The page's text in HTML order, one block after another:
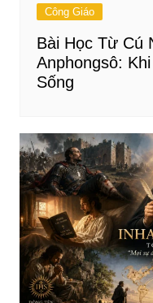
Công Giáo
Bài Học Từ Cú
Anphongsô:
Sống